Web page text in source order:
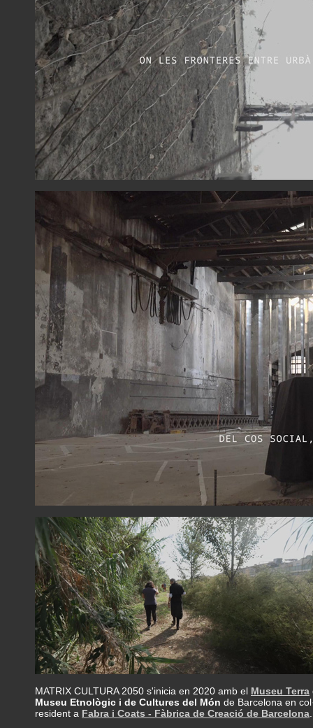
MATRIX CULTURA 2050 s'inicia en 2020 amb el Museu Terra
Museu Etnològic i de Cultures del Món de Barcelona en
resident a Fabra i Coats - Fàbrica de Creació de Barcelona